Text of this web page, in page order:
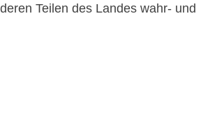
Teilen des Landes wahr- und